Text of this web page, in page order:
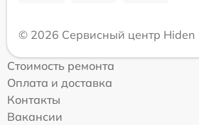
© 2026 Сервисный центр Hiden
Стоимость ремонта
Оплата и доставка
Контакты
Вакансии